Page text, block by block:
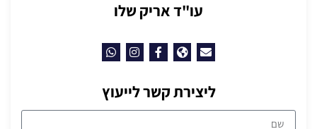
עו"ד אריק שלו
ליצירת קשר לייעוץ